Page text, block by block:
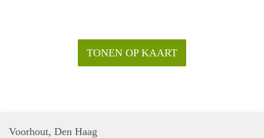
TONEN OP KAART
Voorhout, Den Haag